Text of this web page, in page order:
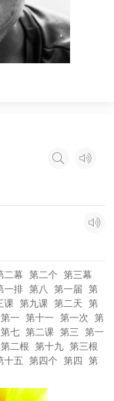
二幕 第二个 第三幕
一排 第八 第一届 第
课 第九课 第二天 第
第一 第十一 第一次 第
第七 第二课 第三 第一
第二根 第十九 第三根
十五 第四个 第四 第